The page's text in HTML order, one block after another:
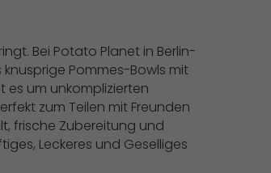
Bei Potato Planet in Berlin-
Pommes-Bowls mit
es um unkomplizierten
zum Teilen mit Freunden
frische Zubereitung und
Leckeres und Geselliges